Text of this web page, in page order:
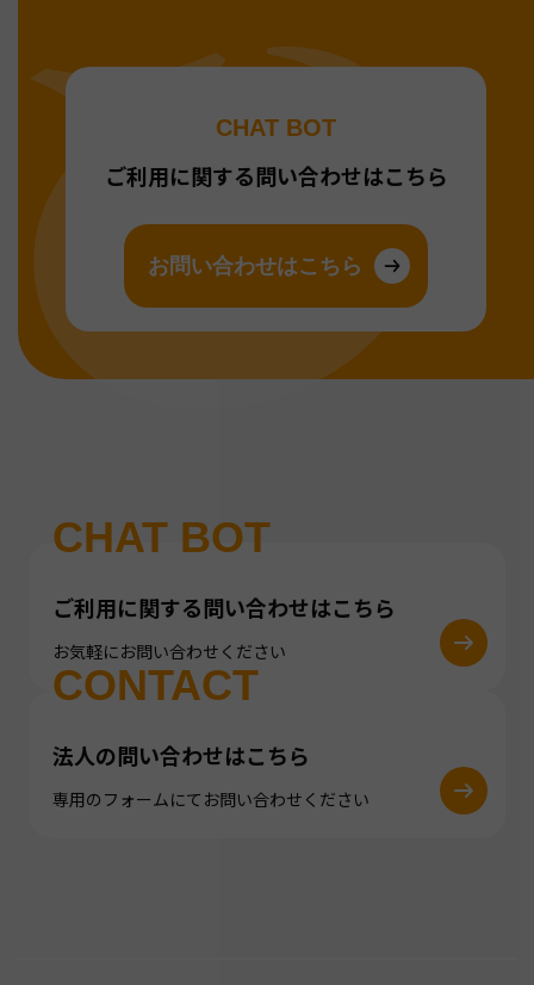
CHAT BOT
ご利用に関する問い合わせはこちら
お問い合わせはこちら
CHAT BOT
ご利用に関する問い合わせはこちら
お気軽にお問い合わせください
CONTACT
法人の問い合わせはこちら
専用のフォームにてお問い合わせください